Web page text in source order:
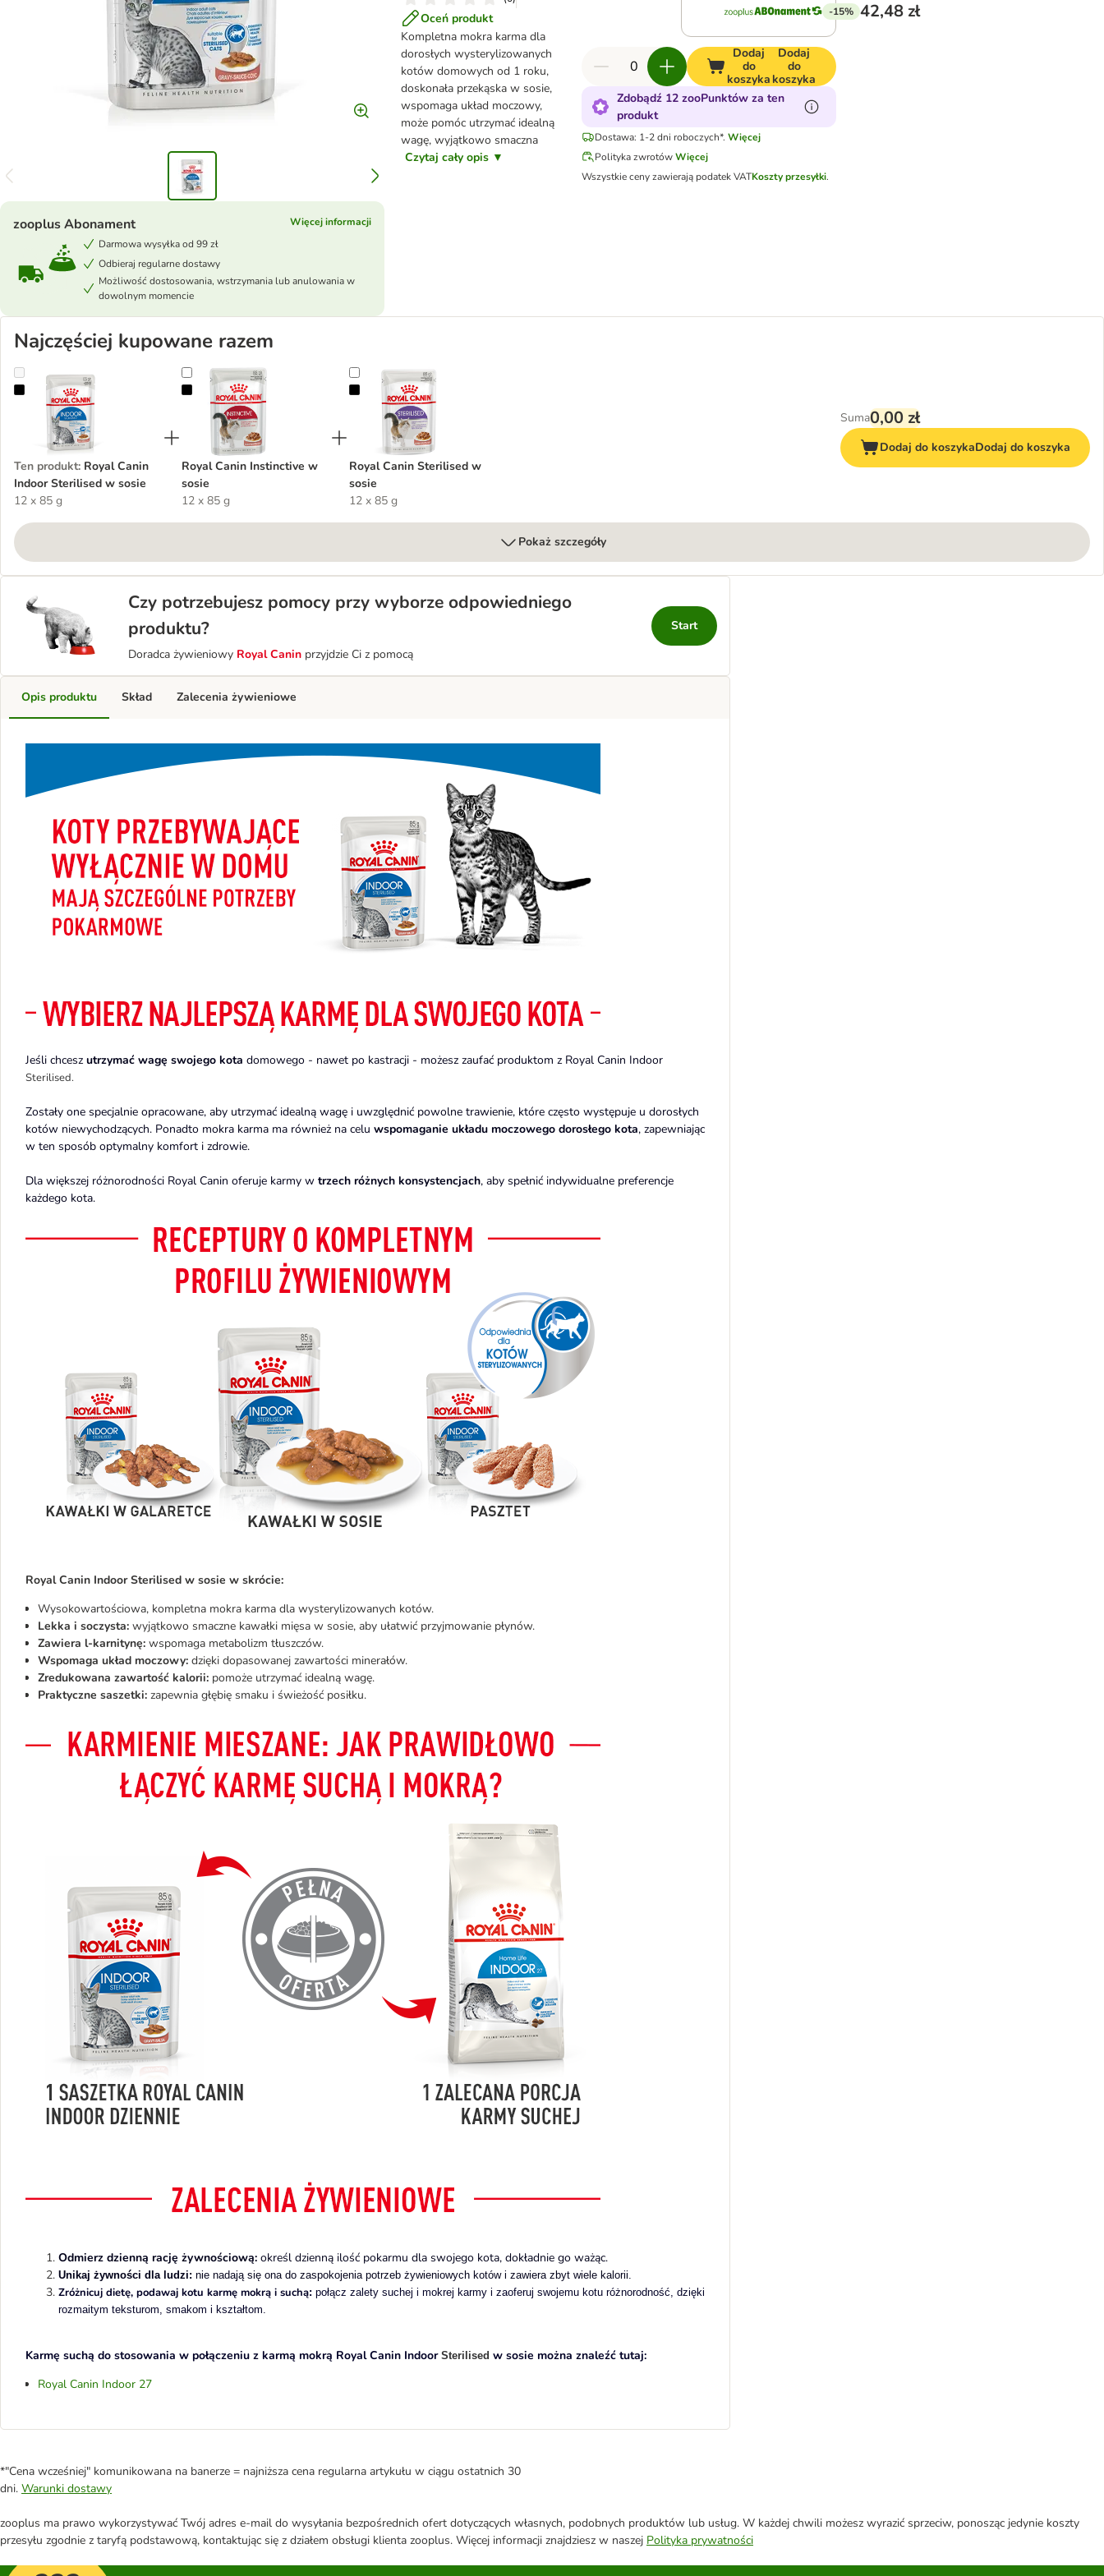
Oceń produkt
Kompletna mokra karma dla
dorosłych wysterylizowanych
kotów domowych od 1 roku,
doskonała przekąska w sosie,
wspomaga układ moczowy,
może pomóc utrzymać idealną
wagę, wyjątkowo smaczna
Czytaj cały opis ▼
zooplus Abonament
Więcej informacji
Darmowa wysyłka od 99 zł
Odbieraj regularne dostawy
Możliwość dostosowania, wstrzymania lub anulowania w
dowolnym momencie
-15% 42,48 zł
Dodaj
do
koszyka
Dodaj
do
koszyka
Zdobądź 12 zooPunktów za ten
produkt
Dostawa: 1-2 dni roboczych*. Więcej
Polityka zwrotów Więcej
Wszystkie ceny zawierają podatek VATKoszty przesyłki.
Najczęściej kupowane razem
Royal Canin Indoor Sterilised w sosie
Ten produkt: Royal Canin
Indoor Sterilised w sosie
12 x 85 g
Royal Canin Instinctive w sosie
Royal Canin Instinctive w
sosie
12 x 85 g
Royal Canin Sterilised w sosie
Royal Canin Sterilised w
sosie
12 x 85 g
Suma0,00 zł
Dodaj do koszykaDodaj do koszyka
Pokaż szczegóły
Czy potrzebujesz pomocy przy wyborze odpowiedniego
produktu?
Doradca żywieniowy Royal Canin przyjdzie Ci z pomocą
Start
Opis produktu
Jeśli chcesz utrzymać wagę swojego kota domowego - nawet po kastracji - możesz zaufać produktom z Royal Canin Indoor
Sterilised.
Zostały one specjalnie opracowane, aby utrzymać idealną wagę i uwzględnić powolne trawienie, które często występuje u dorosłych
kotów niewychodzących. Ponadto mokra karma ma również na celu wspomaganie układu moczowego dorosłego kota, zapewniając
w ten sposób optymalny komfort i zdrowie.
Dla większej różnorodności Royal Canin oferuje karmy w trzech różnych konsystencjach, aby spełnić indywidualne preferencje
każdego kota.
Royal Canin Indoor Sterilised w sosie w skrócie:
Wysokowartościowa, kompletna mokra karma dla wysterylizowanych kotów.
Lekka i soczysta: wyjątkowo smaczne kawałki mięsa w sosie, aby ułatwić przyjmowanie płynów.
Zawiera l-karnitynę: wspomaga metabolizm tłuszczów.
Wspomaga układ moczowy: dzięki dopasowanej zawartości minerałów.
Zredukowana zawartość kalorii: pomoże utrzymać idealną wagę.
Praktyczne saszetki: zapewnia głębię smaku i świeżość posiłku.
Odmierz dzienną rację żywnościową: określ dzienną ilość pokarmu dla swojego kota, dokładnie go ważąc.
Unikaj żywności dla ludzi: nie nadają się ona do zaspokojenia potrzeb żywieniowych kotów i zawiera zbyt wiele kalorii.
Zróżnicuj dietę, podawaj kotu karmę mokrą i suchą: połącz zalety suchej i mokrej karmy i zaoferuj swojemu kotu różnorodność, dzięki
rozmaitym teksturom, smakom i kształtom.
Karmę suchą do stosowania w połączeniu z karmą mokrą Royal Canin Indoor Sterilised w sosie można znaleźć tutaj:
Royal Canin Indoor 27
Skład Zalecenia żywieniowe
*"Cena wcześniej" komunikowana na banerze = najniższa cena regularna artykułu w ciągu ostatnich 30
dni. Warunki dostawy
zooplus ma prawo wykorzystywać Twój adres e-mail do wysyłania bezpośrednich ofert dotyczących własnych, podobnych produktów lub usług. W każdej chwili możesz wyrazić sprzeciw, ponosząc jedynie koszty
przesyłu zgodnie z taryfą podstawową, kontaktując się z działem obsługi klienta zooplus. Więcej informacji znajdziesz w naszej Polityka prywatności